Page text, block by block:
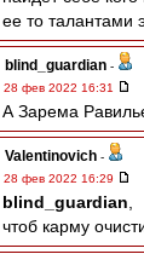
ее то талантами
blind_guardian -
28 фев 2022 16:31
А Зарема
Valentinovich -
28 фев 2022 16:29
blind_guardian
чтоб карму